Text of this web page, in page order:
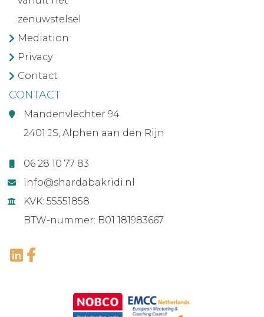
zenuwstelsel
Mediation
Privacy
Contact
CONTACT
Mandenvlechter 94
2401 JS, Alphen aan den Rijn
06 28 10 77 83
info@shardabakridi.nl
KVK: 55551858
BTW-nummer: B01 181983667